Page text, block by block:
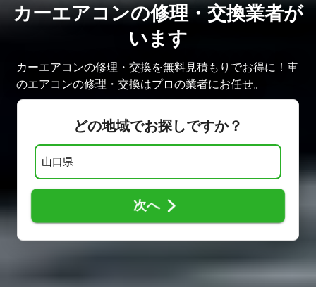
カーエアコンの修理・交換業者が
います
カーエアコンの修理・交換を無料見積もりでお得に！車
のエアコンの修理・交換はプロの業者にお任せ。
どの地域でお探しですか？
次へ